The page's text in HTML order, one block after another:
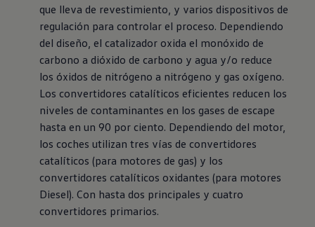
que lleva de revestimiento, y varios dispositivos de
regulación para controlar el proceso. Dependiendo
del diseño, el catalizador oxida el monóxido de
carbono a dióxido de carbono y agua y/o reduce
los óxidos de nitrógeno a nitrógeno y gas oxígeno.
Los convertidores catalíticos eficientes reducen los
niveles de contaminantes en los gases de escape
hasta en un 90 por ciento. Dependiendo del motor,
los coches utilizan tres vías de convertidores
catalíticos (para motores de gas) y los
convertidores catalíticos oxidantes (para motores
Diesel). Con hasta dos principales y cuatro
convertidores primarios.